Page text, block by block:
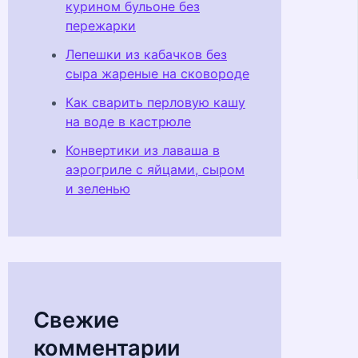
курином бульоне без
пережарки
Лепешки из кабачков без
сыра жареные на сковороде
Как сварить перловую кашу
на воде в кастрюле
Конвертики из лаваша в
аэрогриле с яйцами, сыром
и зеленью
Свежие
комментарии